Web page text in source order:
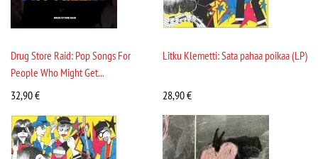
Drug Store Raid: Pop Songs For
People Who Might Get...
32,90€
Litku Klemetti: Sata pahaa poikaa (LP)
28,90€